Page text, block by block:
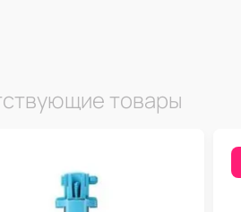
товары